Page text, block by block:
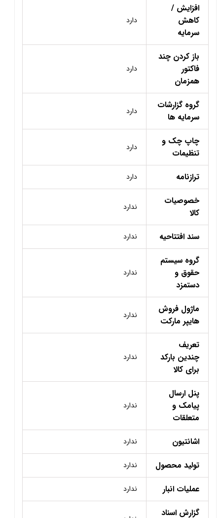
افزایش /
کاهش
سرمایه
دارد
باز کردن چند
فاکتور
همزمان
دارد
گروه گزارشات
سرمایه ها
دارد
چاپ چک و
تنظیمات
دارد
ترازنامه دارد
خصوصیات
کالا
ندارد
سند افتتاحیه ندارد
گروه سیستم
حقوق و
دستمزد
ندارد
ماژول فروش
هایپر مارکت
ندارد
تعریف
چندین بارکد
برای کالا
ندارد
پنل ارسال
پیامک و
متعلقات
ندارد
اشانتیون ندارد
تولید محصول ندارد
عملیات انبار ندارد
گزارش اسناد